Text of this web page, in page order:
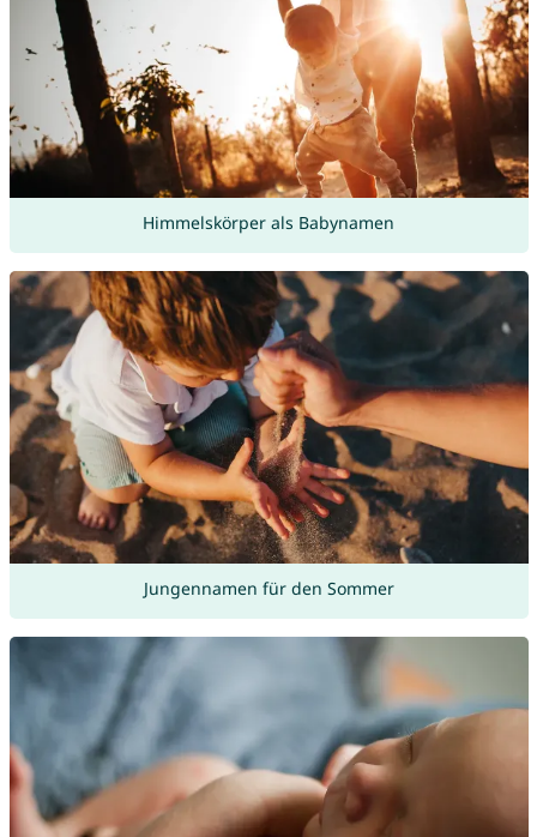
Himmelskörper als Babynamen
Jungennamen für den Sommer